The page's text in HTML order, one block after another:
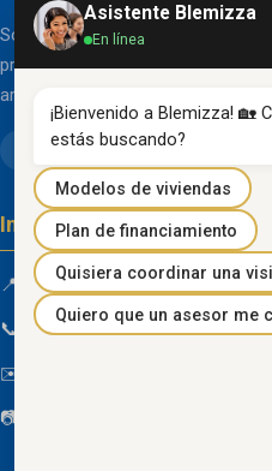
Somos una organización líder en
proyectos inmobiliarios que
arquitectónico clásico y acabados
Información de contacto
📍 Km 85 Vía Progreso, Playas,
📞 096 934 4318
✉️
📷
Asistente Blemizza
En línea
¡Bienvenido a Blemizza! 🏡
estás buscando?
Modelos de viviendas
Plan de financiamiento
Quisiera coordinar una
Quiero que un asesor me